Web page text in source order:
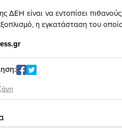
ΔΕΗ είναι να εντοπίσει
η εγκατάσταση του